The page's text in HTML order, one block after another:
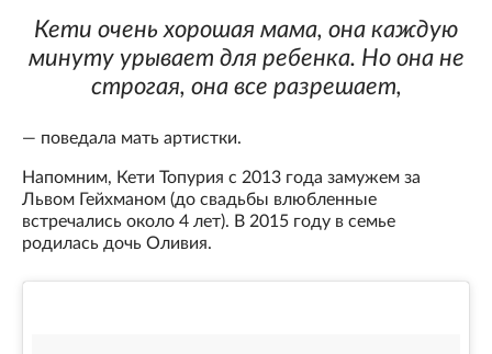
Кети очень хорошая мама, она каждую
минуту урывает для ребенка. Но она не
строгая, она все разрешает,
— поведала мать артистки.
Напомним, Кети Топурия с 2013 года замужем за
Львом Гейхманом (до свадьбы влюбленные
встречались около 4 лет). В 2015 году в семье
родилась дочь Оливия.